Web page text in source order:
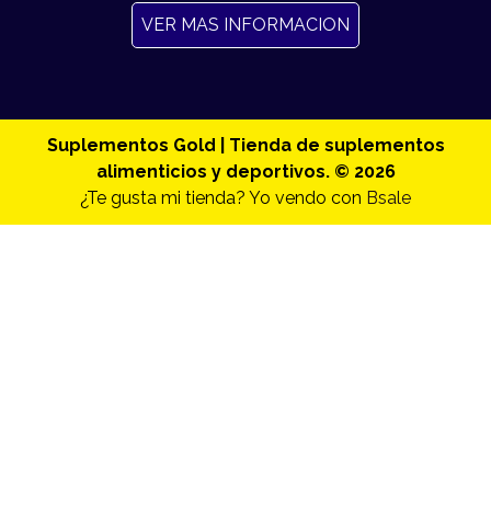
VER MAS INFORMACION
Suplementos Gold | Tienda de suplementos
alimenticios y deportivos. © 2026
¿Te gusta mi tienda? Yo vendo con Bsale